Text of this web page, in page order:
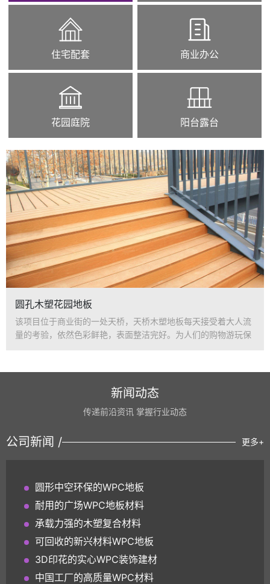
住宅配套 商业办公
花园庭院 阳台露台
圆孔木塑花园地板
该项目位于商业街的一处天桥，天桥木塑地板每天接受着大人流
量的考验，依然色彩鲜艳，表面整洁完好。为人们的购物游玩保
新闻动态
传递前沿资讯 掌握行业动态
公司新闻 / 更多+
圆形中空环保的WPC地板
耐用的广场WPC地板材料
承载力强的木塑复合材料
可回收的新兴材料WPC地板
3D印花的实心WPC装饰建材
中国工厂的高质量WPC材料